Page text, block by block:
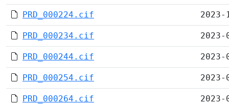
PRD_000224.cif
PRD_000234.cif
PRD_000244.cif
PRD_000254.cif
PRD_000264.cif